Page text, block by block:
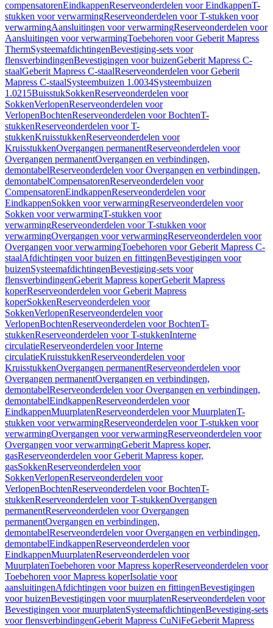
compensatorenEindkappenReserveonderdelen voor EindkappenT-
stukken voor verwarmingReserveonderdelen voor T-stukken voor
verwarmingAansluitingen voor verwarmingReserveonderdelen voor
Aansluitingen voor verwarmingToebehoren voor Geberit Mapress
ThermSysteemafdichtingenBevestiging-sets voor
flensverbindingenBevestigingen voor buizenGeberit Mapress C-
staalGeberit Mapress C-staalReserveonderdelen voor Geberit
Mapress C-staalSysteembuizen 1.0034Systeembuizen
1.0215BuisstukSokkenReserveonderdelen voor
SokkenVerlopenReserveonderdelen voor
VerlopenBochtenReserveonderdelen voor BochtenT-
stukkenReserveonderdelen voor T-
stukkenKruisstukkenReserveonderdelen voor
KruisstukkenOvergangen permanentReserveonderdelen voor
Overgangen permanentOvergangen en verbindingen,
demontabelReserveonderdelen voor Overgangen en verbindingen,
demontabelCompensatorenReserveonderdelen voor
CompensatorenEindkappenReserveonderdelen voor
EindkappenSokken voor verwarmingReserveonderdelen voor
Sokken voor verwarmingT-stukken voor
verwarmingReserveonderdelen voor T-stukken voor
verwarmingOvergangen voor verwarmingReserveonderdelen voor
Overgangen voor verwarmingToebehoren voor Geberit Mapress C-
staalAfdichtingen voor buizen en fittingenBevestigingen voor
buizenSysteemafdichtingenBevestiging-sets voor
flensverbindingenGeberit Mapress koperGeberit Mapress
koperReserveonderdelen voor Geberit Mapress
koperSokkenReserveonderdelen voor
SokkenVerlopenReserveonderdelen voor
VerlopenBochtenReserveonderdelen voor BochtenT-
stukkenReserveonderdelen voor T-stukkenInterne
circulatieReserveonderdelen voor Interne
circulatieKruisstukkenReserveonderdelen voor
KruisstukkenOvergangen permanentReserveonderdelen voor
Overgangen permanentOvergangen en verbindingen,
demontabelReserveonderdelen voor Overgangen en verbindingen,
demontabelEindkappenReserveonderdelen voor
EindkappenMuurplatenReserveonderdelen voor MuurplatenT-
stukken voor verwarmingReserveonderdelen voor T-stukken voor
verwarmingOvergangen voor verwarmingReserveonderdelen voor
Overgangen voor verwarmingGeberit Mapress koper,
gasReserveonderdelen voor Geberit Mapress koper,
gasSokkenReserveonderdelen voor
SokkenVerlopenReserveonderdelen voor
VerlopenBochtenReserveonderdelen voor BochtenT-
stukkenReserveonderdelen voor T-stukkenOvergangen
permanentReserveonderdelen voor Overgangen
permanentOvergangen en verbindingen,
demontabelReserveonderdelen voor Overgangen en verbindingen,
demontabelEindkappenReserveonderdelen voor
EindkappenMuurplatenReserveonderdelen voor
MuurplatenToebehoren voor Mapress koperReserveonderdelen voor
Toebehoren voor Mapress koperIsolatie voor
aansluitingenAfdichtingen voor buizen en fittingenBevestigingen
voor buizenBevestigingen voor muurplatenReserveonderdelen voor
Bevestigingen voor muurplatenSysteemafdichtingenBevestiging-sets
voor flensverbindingenGeberit Mapress CuNiFeGeberit Mapress